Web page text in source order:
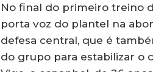
No final do primeiro treino
porta voz do plantel na
defesa central, que é
do grupo para estabilizar o